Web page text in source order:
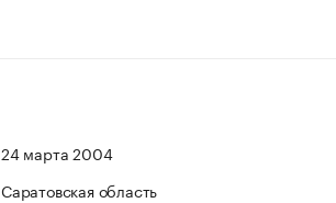
24 марта 2004
Саратовская область